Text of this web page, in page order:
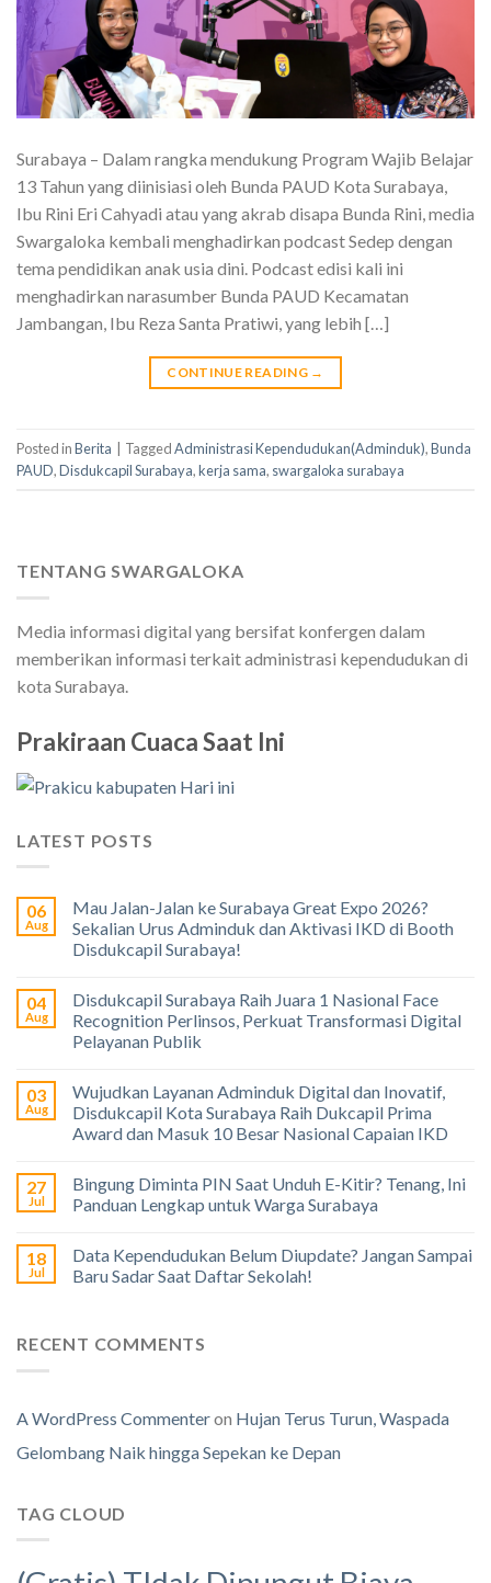
Surabaya – Dalam rangka mendukung Program Wajib Belajar
13 Tahun yang diinisiasi oleh Bunda PAUD Kota Surabaya,
Ibu Rini Eri Cahyadi atau yang akrab disapa Bunda Rini, media
Swargaloka kembali menghadirkan podcast Sedep dengan
tema pendidikan anak usia dini. Podcast edisi kali ini
menghadirkan narasumber Bunda PAUD Kecamatan
Jambangan, Ibu Reza Santa Pratiwi, yang lebih […]
CONTINUE READING →
Posted inBerita TaggedAdministrasi Kependudukan(Adminduk),Bunda
PAUD,Disdukcapil Surabaya,kerja sama, swargaloka surabaya
TENTANG SWARGALOKA
Media informasi digital yang bersifat konfergen dalam
memberikan informasi terkait administrasi kependudukan di
kota Surabaya.
Prakiraan Cuaca Saat Ini
LATEST POSTS
06
Aug
Mau Jalan-Jalan ke Surabaya Great Expo 2026?
Sekalian Urus Adminduk dan Aktivasi IKD di Booth
Disdukcapil Surabaya!
04
Aug
Disdukcapil Surabaya Raih Juara 1 Nasional Face
Recognition Perlinsos, Perkuat Transformasi Digital
Pelayanan Publik
03
Aug
Wujudkan Layanan Adminduk Digital dan Inovatif,
Disdukcapil Kota Surabaya Raih Dukcapil Prima
Award dan Masuk 10 Besar Nasional Capaian IKD
27
Jul
Bingung Diminta PIN Saat Unduh E-Kitir? Tenang, Ini
Panduan Lengkap untuk Warga Surabaya
18
Jul
Data Kependudukan Belum Diupdate? Jangan Sampai
Baru Sadar Saat Daftar Sekolah!
RECENT COMMENTS
A WordPress Commenteron Hujan Terus Turun, Waspada
Gelombang Naik hingga Sepekan ke Depan
TAG CLOUD